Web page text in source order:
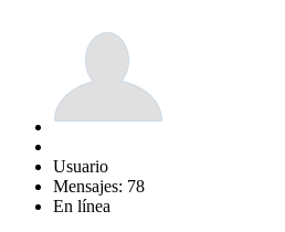
Usuario
Mensajes: 78
En línea